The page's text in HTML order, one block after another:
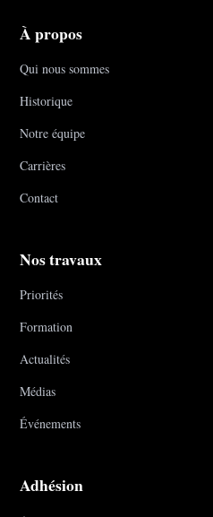
À propos
Qui nous sommes
Historique
Notre équipe
Carrières
Contact
Nos travaux
Priorités
Formation
Actualités
Médias
Événements
Adhésion